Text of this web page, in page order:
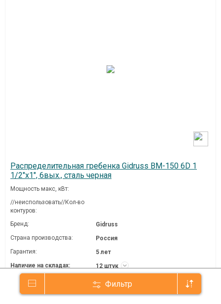
Фильтр
Распределительная гребенка Gidruss BM-150 6D 1
1/2"х1", 6вых., сталь черная
Мощность макс, кВт:
//неиспользовать//Кол-во
контуров:
Бренд:
Gidruss
Страна производства:
Россия
Гарантия:
5 лет
Наличие на складах:
12 штук
54 800 ₽